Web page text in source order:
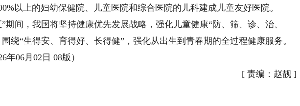
以上的妇幼保健院、儿童医院和综合医院的儿科建成儿童友好医院。
间，我国将坚持健康优先发展战略，强化儿童健康“防、筛、诊、治、
绕“生得安、育得好、长得健”，强化从出生到青春期的全过程健康服务。
06月02日 08版）
[ 责编：赵靓]